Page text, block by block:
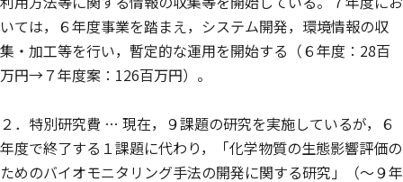
いては，６年度事業を踏まえ，システム開発，環境情報の収
集・加工等を行い，暫定的な運用を開始する（６年度：28百
万円→７年度案：126百万円）。
２．特別研究費 … 現在，９課題の研究を実施しているが，６
年度で終了する１課題に代わり，「化学物質の生態影響評価の
ためのバイオモニタリング手法の開発に関する研究」（〜９年